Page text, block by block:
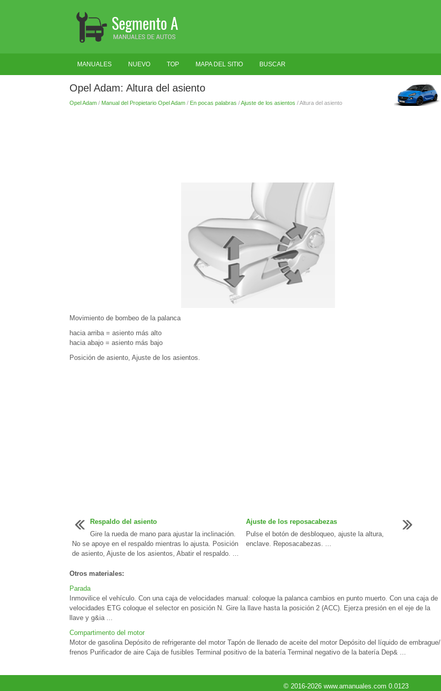
MANUALES NUEVO TOP MAPA DEL SITIO BUSCAR
Opel Adam: Altura del asiento
Opel Adam/ Manual del Propietario Opel Adam/ En pocas palabras /Ajuste de los asientos / Altura del asiento
Movimiento de bombeo de la palanca
hacia arriba = asiento más alto
hacia abajo = asiento más bajo
Posición de asiento, Ajuste de los asientos.
Respaldo del asiento
Gire la rueda de mano para ajustar la inclinación.
No se apoye en el respaldo mientras lo ajusta. Posición
de asiento, Ajuste de los asientos, Abatir el respaldo. ...
Ajuste de los reposacabezas
Pulse el botón de desbloqueo, ajuste la altura,
enclave. Reposacabezas. ...
Otros materiales:
Parada
Inmovilice el vehículo. Con una caja de velocidades manual: coloque la palanca cambios en punto muerto. Con una caja de
velocidades ETG coloque el selector en posición N. Gire la llave hasta la posición 2 (ACC). Ejerza presión en el eje de la
llave y g&ia ...
Compartimento del motor
Motor de gasolina Depósito de refrigerante del motor Tapón de llenado de aceite del motor Depósito del líquido de embrague/
frenos Purificador de aire Caja de fusibles Terminal positivo de la batería Terminal negativo de la batería Dep& ...
© 2016-2026 www.amanuales.com 0.0123